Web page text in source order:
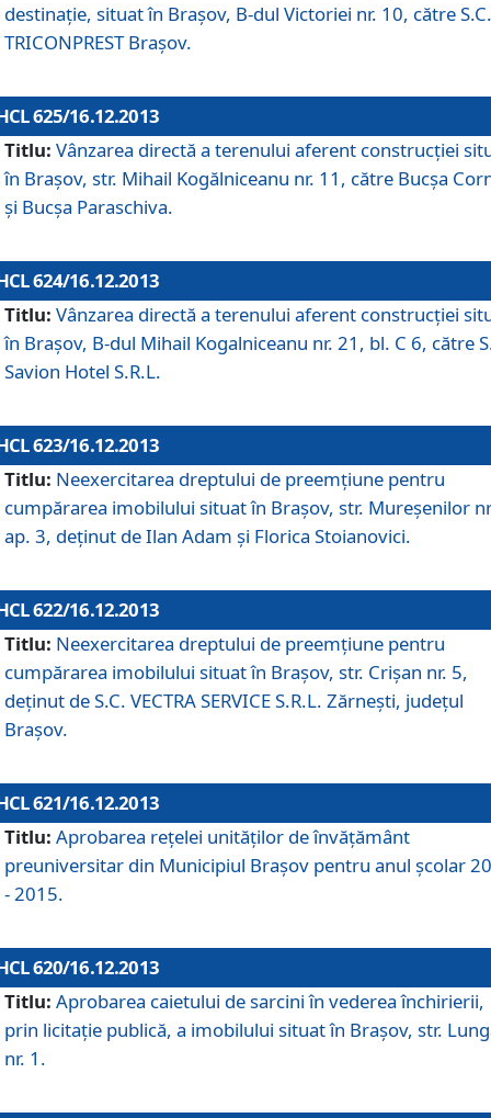
destinaţie, situat în Braşov, B-dul Victoriei nr. 10, către S.C.
TRICONPREST Braşov.
625/16.12.2013
Titlu: Vânzarea directă a terenului aferent construcţiei
în Braşov, str. Mihail Kogălniceanu nr. 11, către Bucşa
şi Bucşa Paraschiva.
624/16.12.2013
Titlu: Vânzarea directă a terenului aferent construcţiei
în Braşov, B-dul Mihail Kogalniceanu nr. 21, bl. C 6, către
Savion Hotel S.R.L.
623/16.12.2013
Titlu: Neexercitarea dreptului de preemţiune pentru
cumpărarea imobilului situat în Braşov, str. Mureşenilor
ap. 3, deţinut de Ilan Adam şi Florica Stoianovici.
622/16.12.2013
Titlu: Neexercitarea dreptului de preemţiune pentru
cumpărarea imobilului situat în Braşov, str. Crişan nr. 5,
deţinut de S.C. VECTRA SERVICE S.R.L. Zărneşti, judeţul
Braşov.
621/16.12.2013
Titlu: Aprobarea reţelei unităţilor de învăţământ
preuniversitar din Municipiul Braşov pentru anul şcolar
- 2015.
620/16.12.2013
Titlu: Aprobarea caietului de sarcini în vederea închirierii,
prin licitaţie publică, a imobilului situat în Braşov, str.
nr. 1.